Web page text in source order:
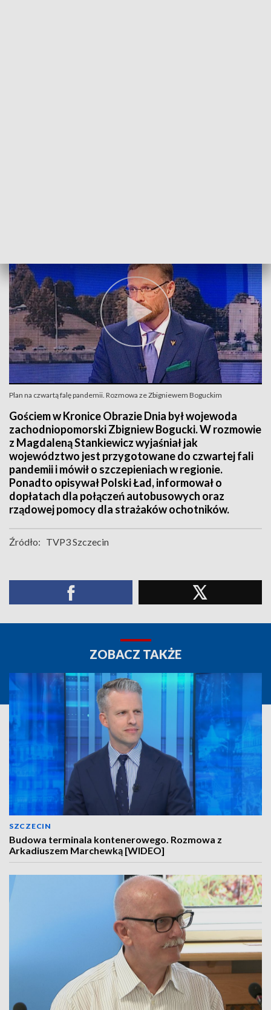
Plan na czwartą falę pandemii. Rozmowa ze Zbigniewem Boguckim
Gościem w Kronice Obrazie Dnia był wojewoda
zachodniopomorski Zbigniew Bogucki. W rozmowie
z Magdaleną Stankiewicz wyjaśniał jak
województwo jest przygotowane do czwartej fali
pandemii i mówił o szczepieniach w regionie.
Ponadto opisywał Polski Ład, informował o
dopłatach dla połączeń autobusowych oraz
rządowej pomocy dla strażaków ochotników.
Źródło: TVP3 Szczecin
ZOBACZ TAKŻE
SZCZECIN
Budowa terminala kontenerowego. Rozmowa z
Arkadiuszem Marchewką [WIDEO]